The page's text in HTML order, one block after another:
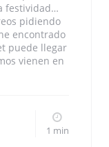
festividad…
pidiendo
encontrado
puede llegar
vienen en
1 min